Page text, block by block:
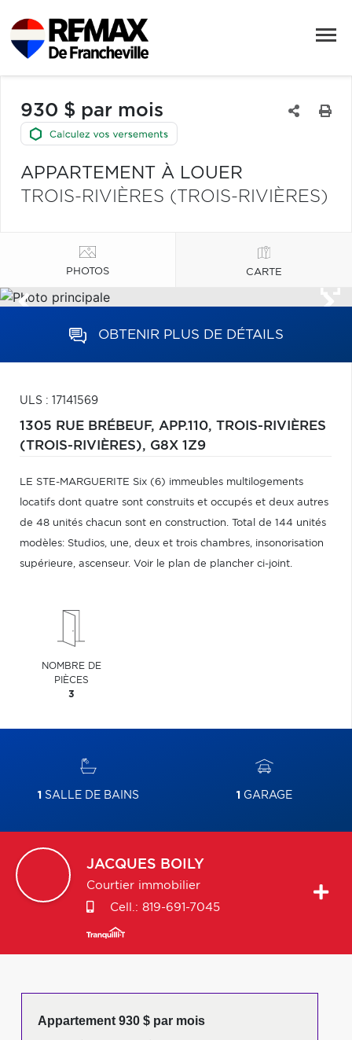
930 $ par mois
APPARTEMENT À LOUER
TROIS-RIVIÈRES (TROIS-RIVIÈRES)
PHOTOS CARTE
OBTENIR PLUS DE DÉTAILS
ULS : 17141569
1305 RUE BRÉBEUF, APP.110, TROIS-RIVIÈRES
(TROIS-RIVIÈRES), G8X 1Z9
LE STE-MARGUERITE Six (6) immeubles multilogements
locatifs dont quatre sont construits et occupés et deux autres
de 48 unités chacun sont en construction. Total de 144 unités
modèles: Studios, une, deux et trois chambres, insonorisation
supérieure, ascenseur. Voir le plan de plancher ci-joint.
NOMBRE DE
PIÈCES
3
1 SALLE DE BAINS 1 GARAGE
JACQUES BOILY
Courtier immobilier
Cell.: 819-691-7045
Appartement 930 $ par mois